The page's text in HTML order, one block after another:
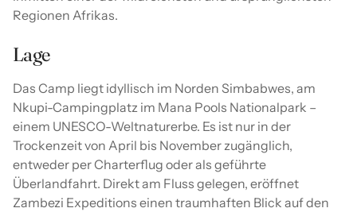
Regionen Afrikas.
Lage
Das Camp liegt idyllisch im Norden Simbabwes, am
Nkupi-Campingplatz im Mana Pools Nationalpark –
einem UNESCO-Weltnaturerbe. Es ist nur in der
Trockenzeit von April bis November zugänglich,
entweder per Charterflug oder als geführte
Überlandfahrt. Direkt am Fluss gelegen, eröffnet
Zambezi Expeditions einen traumhaften Blick auf den